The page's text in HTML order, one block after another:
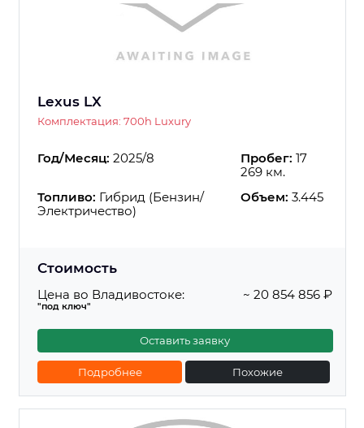
Lexus LX
Комплектация: 700h Luxury
Год/Месяц: 2025/8 Пробег: 17
269 км.
Топливо: Гибрид (Бензин/
Электричество)
Объем: 3.445
Стоимость
Цена во Владивостоке:
"под ключ"
~ 20 854 856 ₽
Оставить заявку
Подробнее Похожие